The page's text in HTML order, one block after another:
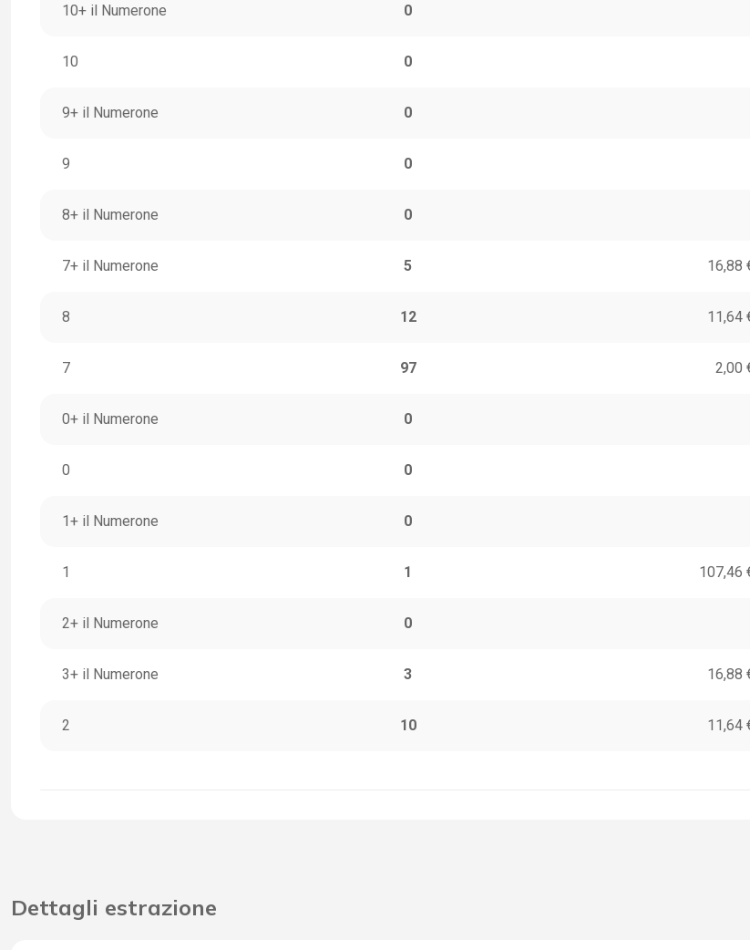
10+ il Numerone 0
10 0
9+ il Numerone 0
9 0
8+ il Numerone 0
7+ il Numerone 5 16,88
8 12 11,64
7 97 2,00
0+ il Numerone 0
0 0
1+ il Numerone 0
1 1 107,46
2+ il Numerone 0
3+ il Numerone 3 16,88
2 10 11,64
Dettagli estrazione